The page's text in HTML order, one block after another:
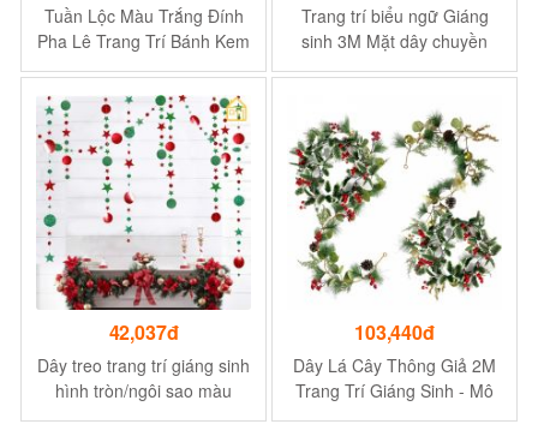
Tuần Lộc Màu Trắng Đính
Pha Lê Trang Trí Bánh Kem
Dịp Giáng
Trang trí biểu ngữ Giáng
sinh 3M Mặt dây chuyền
Giáng sinh Thả đồ trang trí
Festive Trang trí Trần nhà
Layout Cờ
42,037đ
Dây treo trang trí giáng sinh
hình tròn/ngôi sao màu
xanh lá/đỏ xinh xắn - Chiều
103,440đ
Dây Lá Cây Thông Giả 2M
Trang Trí Giáng Sinh - Mô
Phỏng Mây Mọng Châu Âu